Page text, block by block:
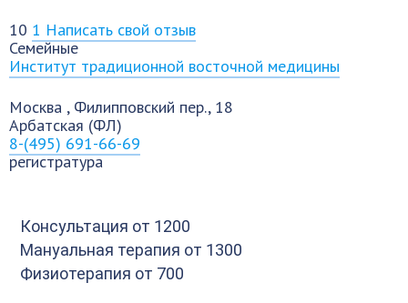
10 1 Написать свой отзыв
Семейные
Институт традиционной восточной медицины
Москва , Филипповский пер., 18
Арбатская (ФЛ)
8-(495) 691-66-69
регистратура
Консультация от 1200
Мануальная терапия от 1300
Физиотерапия от 700